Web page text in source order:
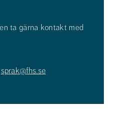
ta gärna kontakt med
sprak@fhs.se